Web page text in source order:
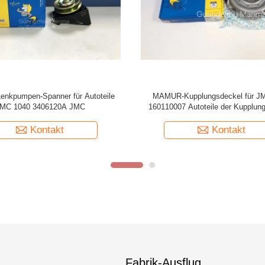
Wheel Cylinder für JMC 1040
1043 1044 350113012
Kontakt
MAMUR-Servolenkungs-Pumpe
1050 340710005 JMC-
Kontakt
Fabrik-Ausflug